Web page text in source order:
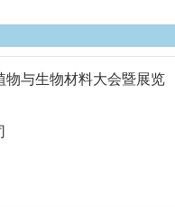
物与生物材料大会暨展览